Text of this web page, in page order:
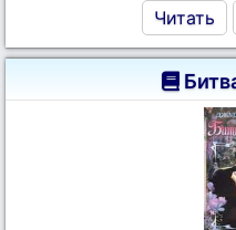
Читать